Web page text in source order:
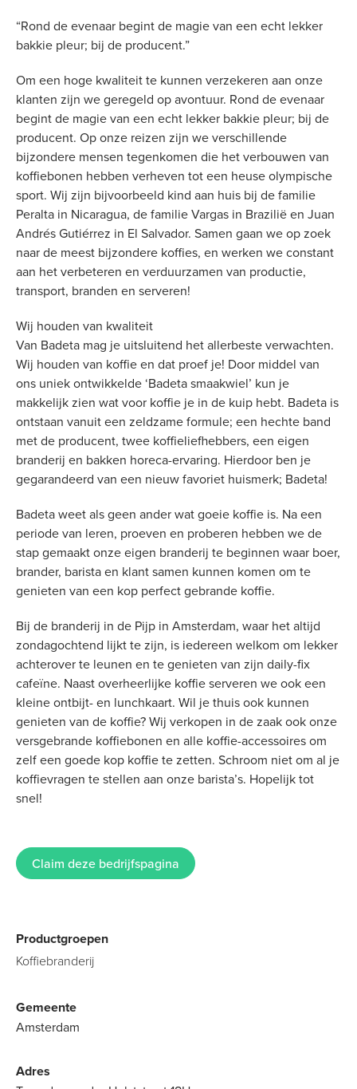
“Rond de evenaar begint de magie van een echt lekker
bakkie pleur; bij de producent.”
Om een hoge kwaliteit te kunnen verzekeren aan onze
klanten zijn we geregeld op avontuur. Rond de evenaar
begint de magie van een echt lekker bakkie pleur; bij de
producent. Op onze reizen zijn we verschillende
bijzondere mensen tegenkomen die het verbouwen van
koffiebonen hebben verheven tot een heuse olympische
sport. Wij zijn bijvoorbeeld kind aan huis bij de familie
Peralta in Nicaragua, de familie Vargas in Brazilië en Juan
Andrés Gutiérrez in El Salvador. Samen gaan we op zoek
naar de meest bijzondere koffies, en werken we constant
aan het verbeteren en verduurzamen van productie,
transport, branden en serveren!
Wij houden van kwaliteit
Van Badeta mag je uitsluitend het allerbeste verwachten.
Wij houden van koffie en dat proef je! Door middel van
ons uniek ontwikkelde ‘Badeta smaakwiel’ kun je
makkelijk zien wat voor koffie je in de kuip hebt. Badeta is
ontstaan vanuit een zeldzame formule; een hechte band
met de producent, twee koffieliefhebbers, een eigen
branderij en bakken horeca-ervaring. Hierdoor ben je
gegarandeerd van een nieuw favoriet huismerk; Badeta!
Badeta weet als geen ander wat goeie koffie is. Na een
periode van leren, proeven en proberen hebben we de
stap gemaakt onze eigen branderij te beginnen waar boer,
brander, barista en klant samen kunnen komen om te
genieten van een kop perfect gebrande koffie.
Bij de branderij in de Pijp in Amsterdam, waar het altijd
zondagochtend lijkt te zijn, is iedereen welkom om lekker
achterover te leunen en te genieten van zijn daily-fix
cafeïne. Naast overheerlijke koffie serveren we ook een
kleine ontbijt- en lunchkaart. Wil je thuis ook kunnen
genieten van de koffie? Wij verkopen in de zaak ook onze
versgebrande koffiebonen en alle koffie-accessoires om
zelf een goede kop koffie te zetten. Schroom niet om al je
koffievragen te stellen aan onze barista’s. Hopelijk tot
snel!
Claim deze bedrijfspagina
Productgroepen
Koffiebranderij
Gemeente
Amsterdam
Adres